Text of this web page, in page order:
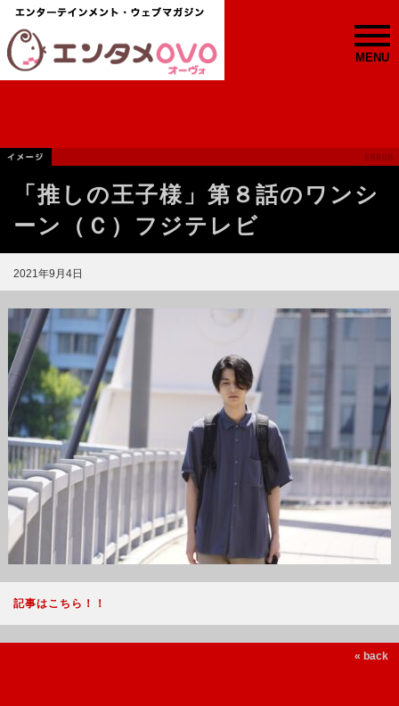
MENU
「推しの王子様」第８話のワンシ
ーン（Ｃ）フジテレビ
2021年9月4日
記事はこちら！！
« back